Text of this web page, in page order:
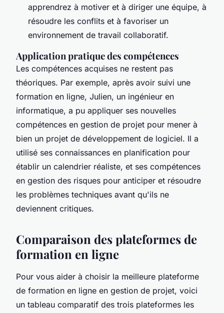
apprendrez à motiver et à diriger une équipe, à
résoudre les conflits et à favoriser un
environnement de travail collaboratif.
Application pratique des compétences
Les compétences acquises ne restent pas
théoriques. Par exemple, après avoir suivi une
formation en ligne, Julien, un ingénieur en
informatique, a pu appliquer ses nouvelles
compétences en gestion de projet pour mener à
bien un projet de développement de logiciel. Il a
utilisé ses connaissances en planification pour
établir un calendrier réaliste, et ses compétences
en gestion des risques pour anticiper et résoudre
les problèmes techniques avant qu'ils ne
deviennent critiques.
Comparaison des plateformes de
formation en ligne
Pour vous aider à choisir la meilleure plateforme
de formation en ligne en gestion de projet, voici
un tableau comparatif des trois plateformes les